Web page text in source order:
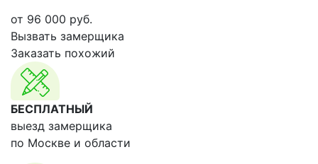
от 96 000 руб.
Вызвать замерщика
Заказать похожий
БЕСПЛАТНЫЙ
выезд замерщика
по Москве и области